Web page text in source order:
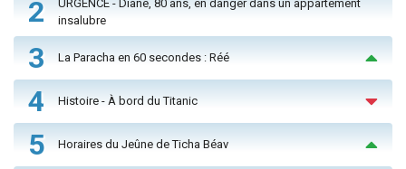
2
URGENCE - Diane, 80 ans, en danger dans un appartement
insalubre
3 La Paracha en 60 secondes : Réé
4 Histoire - À bord du Titanic
5 Horaires du Jeûne de Ticha Béav